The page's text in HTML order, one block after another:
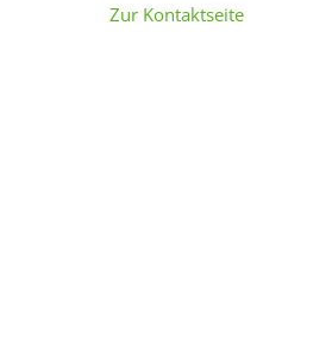
Zur Kontaktseite